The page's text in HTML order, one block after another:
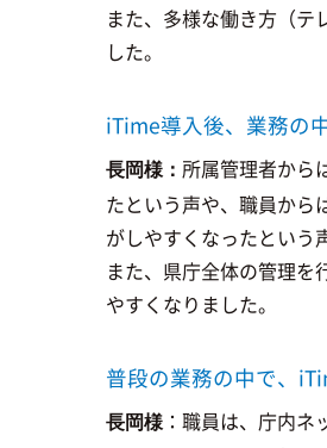
また、多様な働き方（
した。
iTime導入後、業務の
長岡様： 所属管理者から
たという声や、職員から
がしやすくなったという
また、県庁全体の管理
やすくなりました。
普段の業務の中で、
長岡様：職員は、庁内ネ